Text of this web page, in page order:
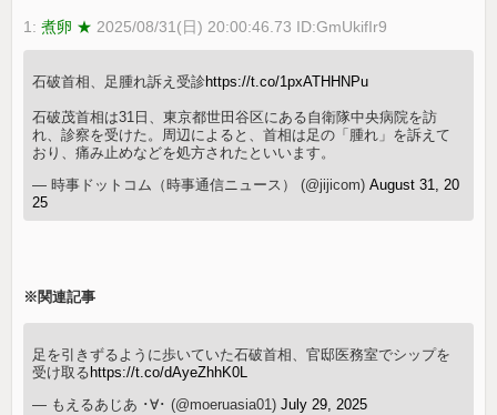
1:煮卵 ★ 2025/08/31(日) 20:00:46.73 ID:GmUkifIr9
石破首相、足腫れ訴え受診https://t.co/1pxATHHNPu
石破茂首相は31日、東京都世田谷区にある自衛隊中央病院を訪
れ、診察を受けた。周辺によると、首相は足の「腫れ」を訴えて
おり、痛み止めなどを処方されたといいます。
— 時事ドットコム（時事通信ニュース） (@jijicom)August 31, 20
25
※関連記事
足を引きずるように歩いていた石破首相、官邸医務室でシップを
受け取る https://t.co/dAyeZhhK0L
— もえるあじあ ･∀･ (@moeruasia01)July 29, 2025